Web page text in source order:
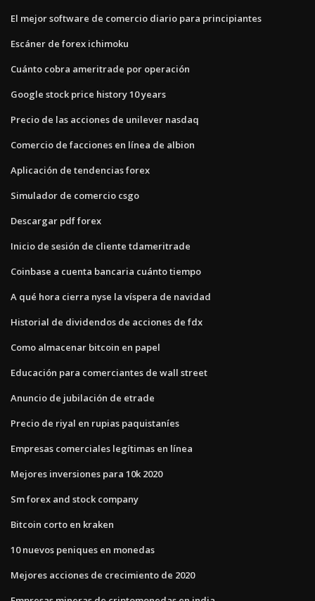
El mejor software de comercio diario para principiantes
Escáner de forex ichimoku
Cuánto cobra ameritrade por operación
Google stock price history 10 years
Precio de las acciones de unilever nasdaq
Comercio de facciones en línea de albion
Aplicación de tendencias forex
Simulador de comercio csgo
Descargar pdf forex
Inicio de sesión de cliente tdameritrade
Coinbase a cuenta bancaria cuánto tiempo
A qué hora cierra nyse la víspera de navidad
Historial de dividendos de acciones de fdx
Como almacenar bitcoin en papel
Educación para comerciantes de wall street
Anuncio de jubilación de etrade
Precio de riyal en rupias paquistaníes
Empresas comerciales legítimas en línea
Mejores inversiones para 10k 2020
Sm forex and stock company
Bitcoin corto en kraken
10 nuevos peniques en monedas
Mejores acciones de crecimiento de 2020